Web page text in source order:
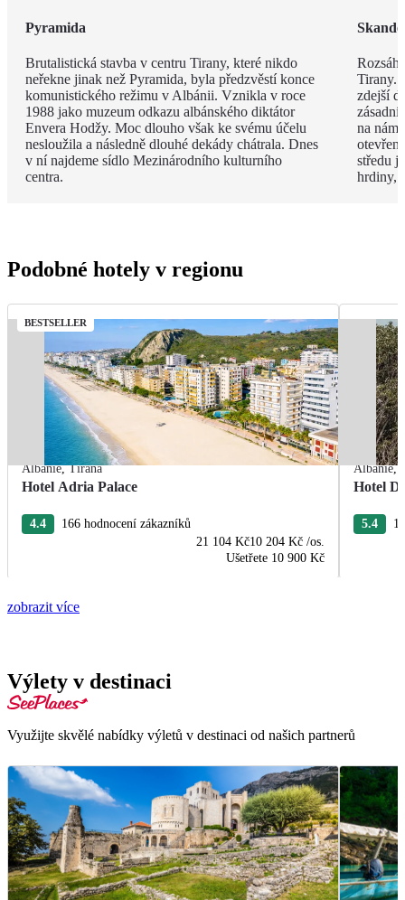
Pyramida
Brutalistická stavba v centru Tirany, které nikdo
neřekne jinak než Pyramida, byla předzvěstí konce
komunistického režimu v Albánii. Vznikla v roce
1988 jako muzeum odkazu albánského diktátor
Envera Hodžy. Moc dlouho však ke svému účelu
nesloužila a následně dlouhé dekády chátrala. Dnes
v ní najdeme sídlo Mezinárodního kulturního
centra.
Tirany.
zdejší
na
středu
hrdiny,
Podobné hotely v regionu
BESTSELLER
Albánie,Tirana
Hotel Adria Palace
4.4
166 hodnocení zákazníků
21 104 Kč10 204 Kč /os.
Ušetřete 10 900 Kč
Albánie,
Hotel
5.4
zobrazit více
Výlety v destinaci
Využijte skvělé nabídky výletů v destinaci od našich partnerů